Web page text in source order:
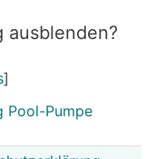
ausblenden?
]
Pool-Pumpe